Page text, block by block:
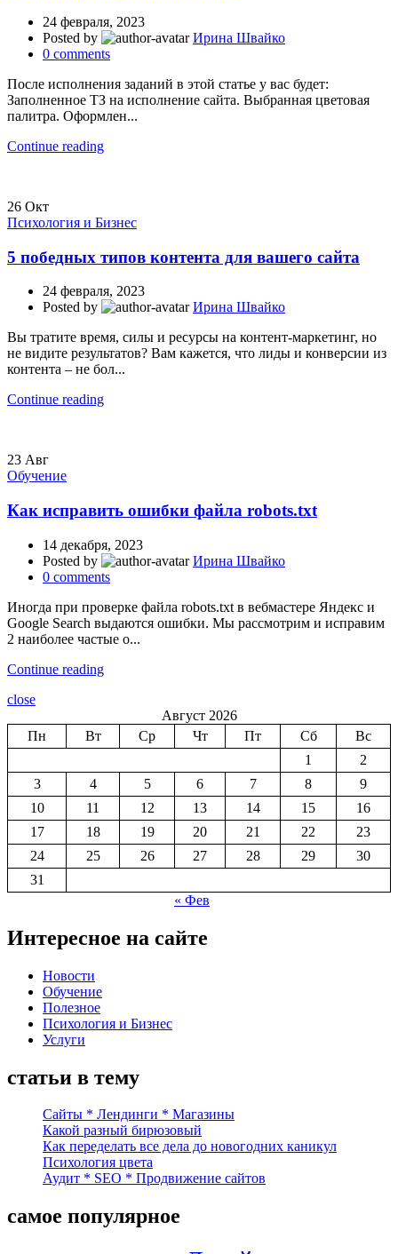
24 февраля, 2023
Posted by
Ирина Швайко
0 comments
После исполнения заданий в этой статье у вас будет:
Заполненное ТЗ на исполнение сайта. Выбранная цветовая
палитра. Оформлен...
Continue reading
26 Окт
Психология и Бизнес
5 победных типов контента для вашего сайта
24 февраля, 2023
Posted by
Ирина Швайко
Вы тратите время, силы и ресурсы на контент-маркетинг, но
не видите результатов? Вам кажется, что лиды и конверсии из
контента – не бол...
Continue reading
23 Авг
Обучение
Как исправить ошибки файла robots.txt
14 декабря, 2023
Posted by
Ирина Швайко
0 comments
Иногда при проверке файла robots.txt в вебмастере Яндекс и
Google Search выдаются ошибки. Мы рассмотрим и исправим
2 наиболее частые о...
Continue reading
close
Август 2026
Пн
Вт Ср Чт Пт Сб
Вс
1
2
3
4 5 6 7 8
9
10
11 12 13 14 15
16
17
18 19 20 21 22
23
24
25 26 27 28 29
30
31
« Фев
Интересное на сайте
Новости
Обучение
Полезное
Психология и Бизнес
Услуги
статьи в тему
Сайты * Лендинги * Магазины
Какой разный бирюзовый
Как переделать все дела до новогодних каникул
Психология цвета
Аудит * SEO * Продвижение сайтов
самое популярное